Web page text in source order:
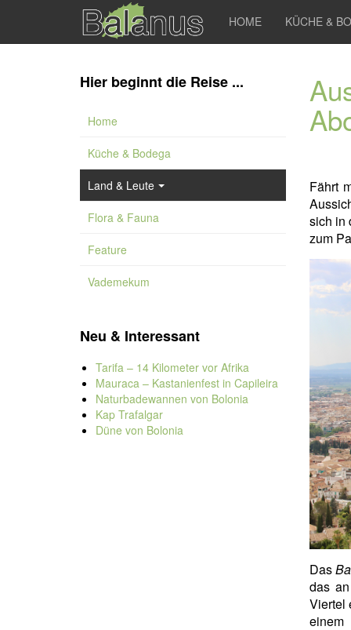
HOME KÜCHE &
Fährt
sich in
zum
Das
das
Viertel
Hier beginnt die Reise ...
Home
Küche & Bodega
Land & Leute
Flora & Fauna
Feature
Vademekum
Neu & Interessant
Tarifa – 14 Kilometer vor Afrika
Mauraca – Kastanienfest in Capileira
Naturbadewannen von Bolonia
Kap Trafalgar
Düne von Bolonia